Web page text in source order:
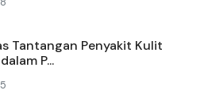
Tantangan Penyakit Kulit
P...
5